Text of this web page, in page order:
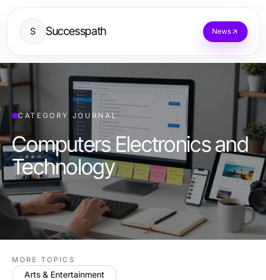
S Successpath News
CATEGORY JOURNAL
Computers Electronics and
Technology
MORE TOPICS
Arts & Entertainment